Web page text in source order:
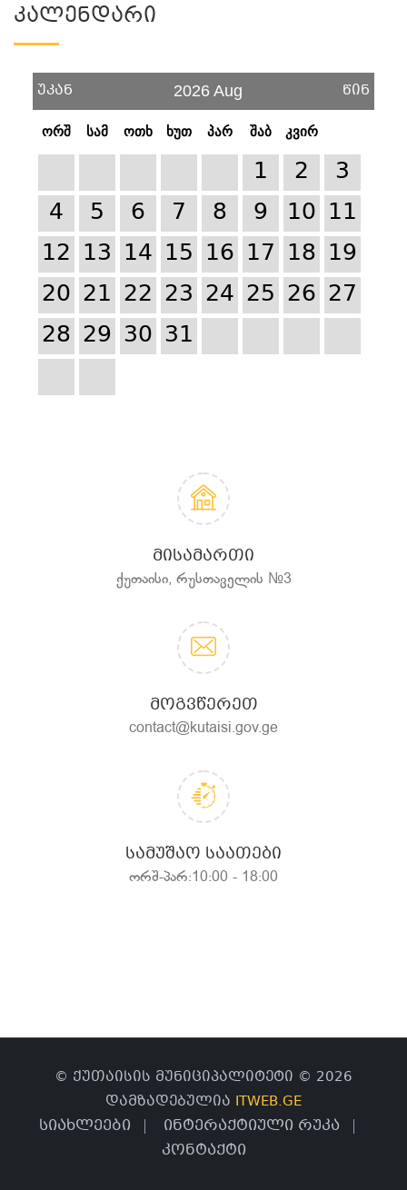
Კალენდარი
უკან 2026 Aug წინ
ორშ სამ ოთხ ხუთ პარ შაბ კვირ
1 2
3
4
5 6 7 8 9 10 11
12 13 14 15 16 17 18 19
20 21 22 23 24 25 26 27
28 29 30 31
ᲛᲘᲡᲐᲛᲐᲠᲗᲘ
ქუთაისი, რუსთაველის №3
ᲛᲝᲒᲕᲬᲔᲠᲔᲗ
contact@kutaisi.gov.ge
ᲡᲐᲛᲣᲨᲐᲝ ᲡᲐᲐᲗᲔᲑᲘ
ორშ-პარ:10:00 - 18:00
© ქუთაისის მუნიციპალიტეტი © 2026
დამზადებულია ITWEB.GE
სიახლეები
ინტერაქტიული რუკა
კონტაქტი